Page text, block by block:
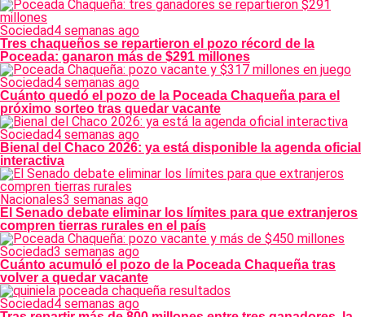
Sociedad4 semanas ago
Tres chaqueños se repartieron el pozo récord de la
Poceada: ganaron más de $291 millones
Sociedad4 semanas ago
Cuánto quedó el pozo de la Poceada Chaqueña para el
próximo sorteo tras quedar vacante
Sociedad4 semanas ago
Bienal del Chaco 2026: ya está disponible la agenda oficial
interactiva
Nacionales3 semanas ago
El Senado debate eliminar los límites para que extranjeros
compren tierras rurales en el país
Sociedad3 semanas ago
Cuánto acumuló el pozo de la Poceada Chaqueña tras
volver a quedar vacante
Sociedad4 semanas ago